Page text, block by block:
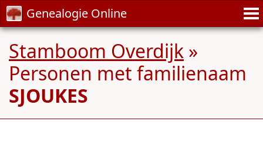
Genealogie Online
Stamboom Overdijk »
Personen met familienaam
SJOUKES